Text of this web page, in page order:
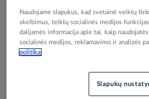
Skip
Reali prekė gali skirtis nuo
0.5-6mm2, 106011 kilpine
gilzine 0.5-10mm2 - CIMCO
Naudojame slapukus, kad svetainė veiktų
skelbimus, teiktų socialinės medijos
dalijamės informacija apie tai, kaip
socialinės medijos, reklamavimo ir analizės
politika
Slapukų